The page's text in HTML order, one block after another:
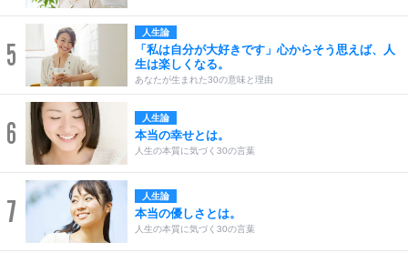
5
人生論
「私は自分が大好きです」心からそう思えば、人
生は楽しくなる。
あなたが生まれた30の意味と理由
6 人生論
本当の幸せとは。
人生の本質に気づく30の言葉
7 人生論
本当の優しさとは。
人生の本質に気づく30の言葉